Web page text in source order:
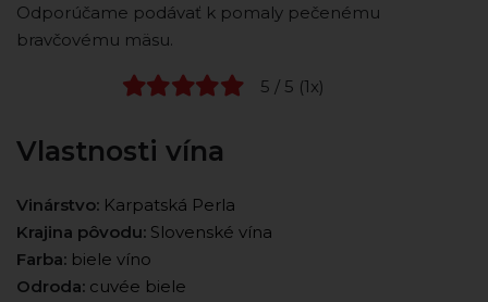
Odporúčame podávať k pomaly pečenému
bravčovému mäsu.
5 / 5 (1x)
Vlastnosti vína
Vinárstvo: Karpatská Perla
Krajina pôvodu: Slovenské vína
Farba: biele víno
Odroda: cuvée biele